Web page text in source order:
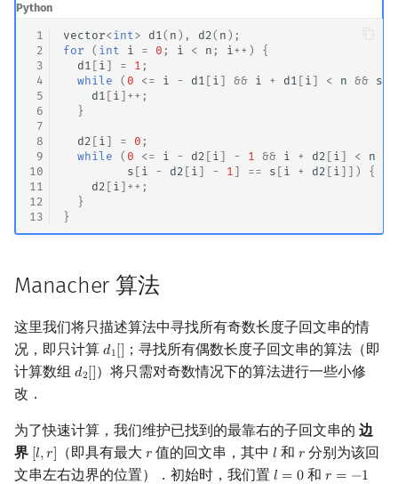
Python
1
2
3
4
5
6
7
8
9
10
11
12
13
vector<int> d1( n ), d2( n );
for
( int i = 0 ; i < n ; i++ )
{
d1 [ i ] = 1 ;
while
( 0 <= i - d1 [ i ] && i + d1 [ i ] < n && s
d1 [ i ] ++ ;
}
d2 [ i ] = 0 ;
while
( 0 <= i - d2 [ i ] - 1 && i + d2 [ i ] < n
s [ i - d2 [ i ] - 1 ] == s [ i + d2 [ i ]])
{
d2 [ i ] ++ ;
}
}
Manacher 算法
这里我们将只描述算法中寻找所有奇数长度子回文串的情
况，即只计算 𝑑1[]
d1
；寻找所有偶数长度子回文串的算法（即
计算数组 𝑑2[]
d2 ]）将只需对奇数情况下的算法进行一些小修
改．
为了快速计算，我们维护已找到的最靠右的子回文串的 边
界 [𝑙,𝑟]
[l,r] （即具有最大 𝑟
r 值的回文串，其中𝑙l 和 𝑟
r 分别为该回
文串左右边界的位置）．初始时，我们置 𝑙 = 0
l =0 和𝑟 = −1
r=−1